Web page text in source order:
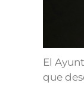
El
que